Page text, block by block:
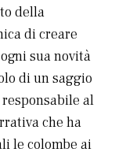
della
di creare
sua novità
di un saggio
al
che ha
le colombe ai